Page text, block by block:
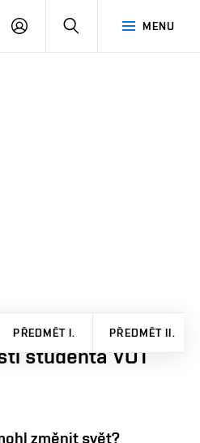
MENU
PŘIHLÁSIT
PŘEDMĚT I. PŘEDMĚT II.
studenta VUT
změnit svět?